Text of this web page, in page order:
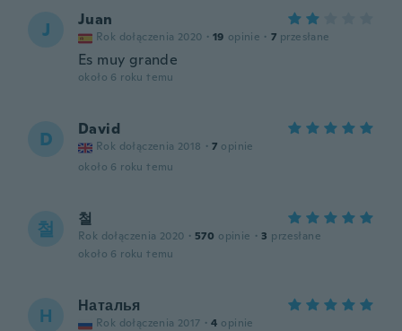
J Juan
Rok dołączenia 2020 · 19 opinie · 7 przesłane
Es muy grande
około 6 roku temu
D David
Rok dołączenia 2018 · 7 opinie
około 6 roku temu
철 철
Rok dołączenia 2020 · 570 opinie · 3 przesłane
około 6 roku temu
Н Наталья
Rok dołączenia 2017 · 4 opinie